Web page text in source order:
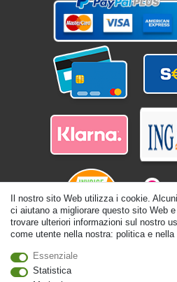
Il nostro sito Web utilizza i cookie.
ci aiutano a migliorare questo sito Web
trovare ulteriori informazioni sul nostro
come utente nella nostra: politica e nella
Essenziale
Statistica
19% di imposta sul valore aggiunto | prezzi
applica alle consegne in Italia!